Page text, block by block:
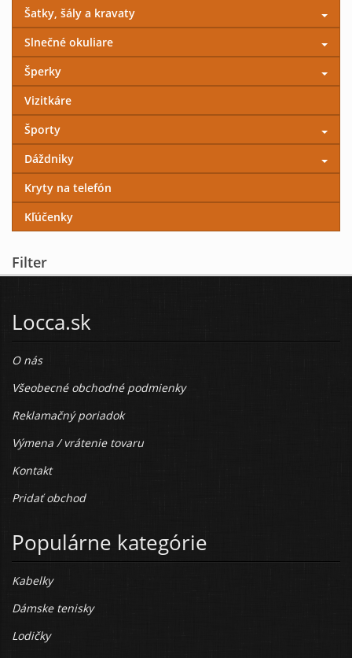
Šatky, šály a kravaty
Slnečné okuliare
Šperky
Vizitkáre
Športy
Dáždniky
Kryty na telefón
Kľúčenky
Filter
Locca.sk
O nás
Všeobecné obchodné podmienky
Reklamačný poriadok
Výmena / vrátenie tovaru
Kontakt
Pridať obchod
Populárne kategórie
Kabelky
Dámske tenisky
Lodičky